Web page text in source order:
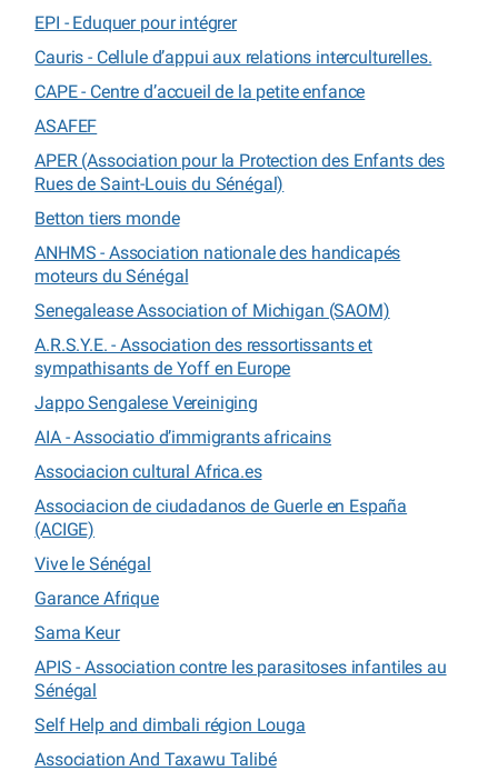
EPI - Eduquer pour intégrer
Cauris - Cellule d’appui aux relations interculturelles.
CAPE - Centre d’accueil de la petite enfance
ASAFEF
APER (Association pour la Protection des Enfants des
Rues de Saint-Louis du Sénégal)
Betton tiers monde
ANHMS - Association nationale des handicapés
moteurs du Sénégal
Senegalease Association of Michigan (SAOM)
A.R.S.Y.E. - Association des ressortissants et
sympathisants de Yoff en Europe
Jappo Sengalese Vereiniging
AIA - Associatio d’immigrants africains
Associacion cultural Africa.es
Associacion de ciudadanos de Guerle en España
(ACIGE)
Vive le Sénégal
Garance Afrique
Sama Keur
APIS - Association contre les parasitoses infantiles au
Sénégal
Self Help and dimbali région Louga
Association And Taxawu Talibé